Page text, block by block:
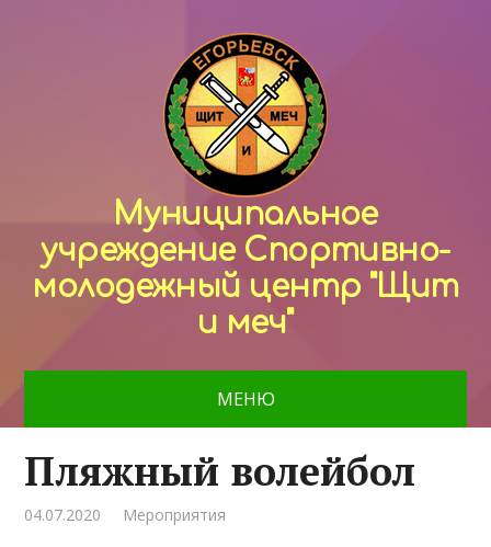
Муниципальное
учреждение Спортивно-
молодежный центр "Щит
и меч"
МЕНЮ
Пляжный волейбол
04.07.2020 Мероприятия